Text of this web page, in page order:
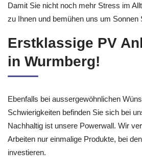
Damit Sie nicht noch mehr Stress im
zu Ihnen und bemühen uns um
Erstklassige PV
in Wurmberg!
Ebenfalls bei aussergewöhnlichen
Schwierigkeiten befinden Sie sich bei
Nachhaltig ist unsere Powerwall. Wir
Arbeiten nur einmalige Produkte, bei
investieren.